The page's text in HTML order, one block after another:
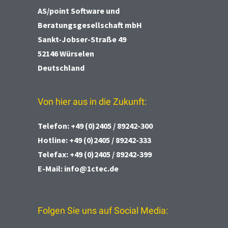
AS/point Software und
Beratungsgesellschaft mbH
Sankt-Jobser-Straße 49
52146 Würselen
Deutschland
Von hier aus in die Zukunft:
Telefon: +49 (0)2405 / 89242-300
Hotline: +49 (0)2405 / 89242-333
Telefax: +49 (0)2405 / 89242-399
E-Mail: info@1ctec.de
Folgen Sie uns auf Social Media: